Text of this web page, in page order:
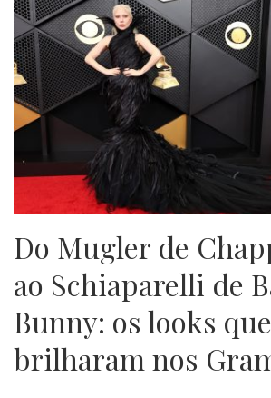
Do Mugler de
ao Schiaparelli de
Bunny: os looks que
brilharam nos